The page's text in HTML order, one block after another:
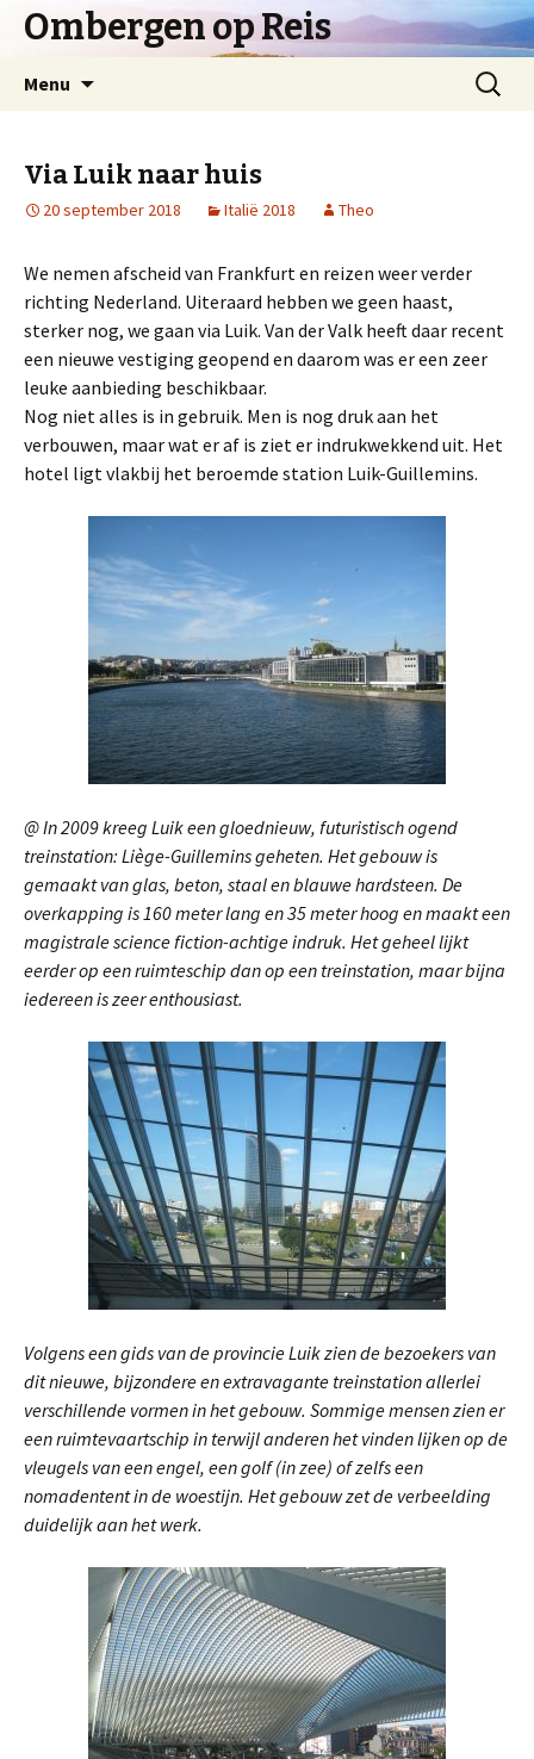
Ombergen op Reis
Menu
Zoeken
naar:
Via Luik naar huis
20 september 2018 Italië 2018 Theo
We nemen afscheid van Frankfurt en reizen weer verder
richting Nederland. Uiteraard hebben we geen haast,
sterker nog, we gaan via Luik. Van der Valk heeft daar recent
een nieuwe vestiging geopend en daarom was er een zeer
leuke aanbieding beschikbaar.
Nog niet alles is in gebruik. Men is nog druk aan het
verbouwen, maar wat er af is ziet er indrukwekkend uit. Het
hotel ligt vlakbij het beroemde station Luik-Guillemins.
@ In 2009 kreeg Luik een gloednieuw, futuristisch ogend
treinstation: Liège-Guillemins geheten. Het gebouw is
gemaakt van glas, beton, staal en blauwe hardsteen. De
overkapping is 160 meter lang en 35 meter hoog en maakt een
magistrale science fiction-achtige indruk. Het geheel lijkt
eerder op een ruimteschip dan op een treinstation, maar bijna
iedereen is zeer enthousiast.
Volgens een gids van de provincie Luik zien de bezoekers van
dit nieuwe, bijzondere en extravagante treinstation allerlei
verschillende vormen in het gebouw. Sommige mensen zien er
een ruimtevaartschip in terwijl anderen het vinden lijken op de
vleugels van een engel, een golf (in zee) of zelfs een
nomadentent in de woestijn. Het gebouw zet de verbeelding
duidelijk aan het werk.